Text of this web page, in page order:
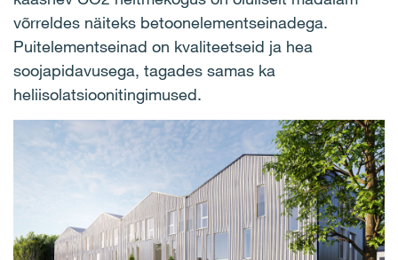
võrreldes näiteks betoonelementseinadega.
Puitelementseinad on kvaliteetseid ja hea
soojapidavusega, tagades samas ka
heliisolatsioonitingimused.